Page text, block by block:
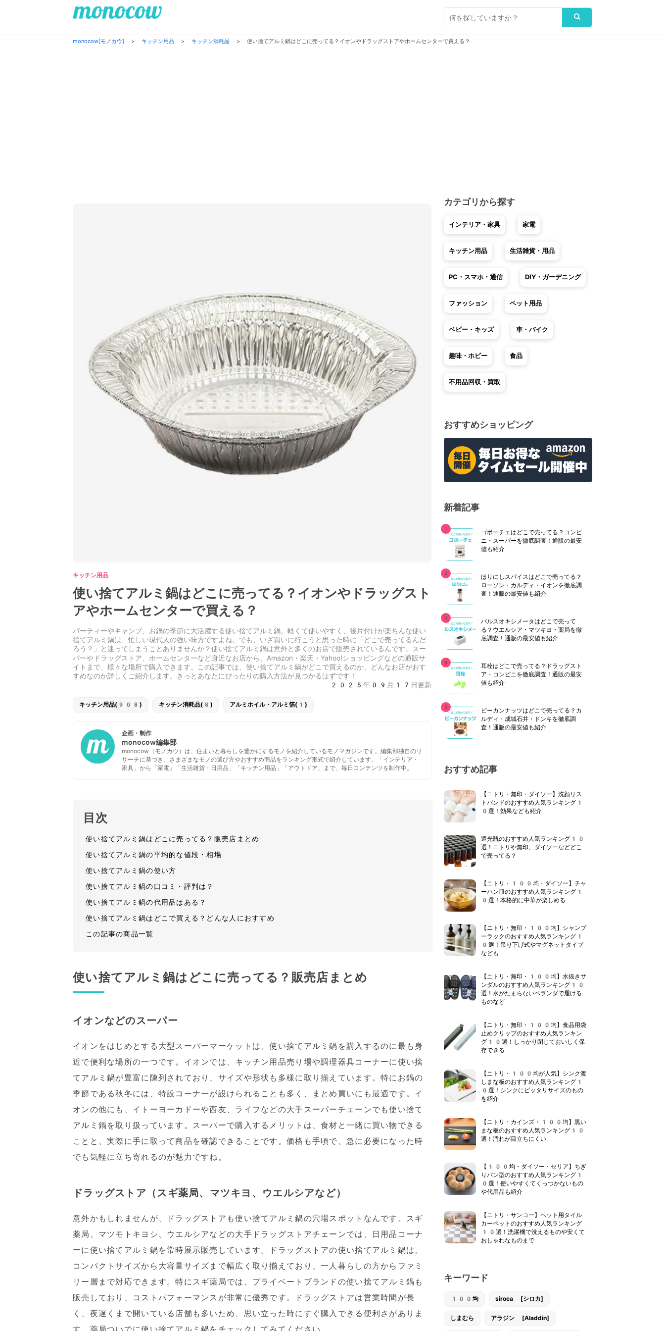
monocow[モノカウ] > キッチン用品 > キッチン消耗品 > 使い捨てアルミ鍋はどこに売ってる？イオンやドラッグストアやホームセンターで買える？
キッチン用品
使い捨てアルミ鍋はどこに売ってる？イオンやドラッグスト
アやホームセンターで買える？
パーティーやキャンプ、お鍋の季節に大活躍する使い捨てアルミ鍋。軽くて使いやすく、後片付けが楽ちんな使い
捨てアルミ鍋は、忙しい現代人の強い味方ですよね。でも、いざ買いに行こうと思った時に「どこで売ってるんだ
ろう？」と迷ってしまうことありませんか？使い捨てアルミ鍋は意外と多くのお店で販売されているんです。スー
パーやドラッグストア、ホームセンターなど身近なお店から、Amazon・楽天・Yahoo!ショッピングなどの通販サ
イトまで、様々な場所で購入できます。この記事では、使い捨てアルミ鍋がどこで買えるのか、どんなお店がおす
すめなのか詳しくご紹介します。きっとあなたにぴったりの購入方法が見つかるはずです！
2025年09月17日更新
キッチン用品(908) キッチン消耗品(8) アルミホイル・アルミ箔(1)
企画・制作
monocow編集部
monocow（モノカウ）は、住まいと暮らしを豊かにするモノを紹介しているモノマガジンです。編集部独自のリ
サーチに基づき、さまざまなモノの選び方やおすすめ商品をランキング形式で紹介しています。「インテリア・
家具」から「家電」「生活雑貨・日用品」「キッチン用品」「アウトドア」まで、毎日コンテンツを制作中。
目次
使い捨てアルミ鍋はどこに売ってる？販売店まとめ
使い捨てアルミ鍋の平均的な値段・相場
使い捨てアルミ鍋の使い方
使い捨てアルミ鍋の口コミ・評判は？
使い捨てアルミ鍋の代用品はある？
使い捨てアルミ鍋はどこで買える？どんな人におすすめ
この記事の商品一覧
使い捨てアルミ鍋はどこに売ってる？販売店まとめ
イオンなどのスーパー
イオンをはじめとする大型スーパーマーケットは、使い捨てアルミ鍋を購入するのに最も身
近で便利な場所の一つです。イオンでは、キッチン用品売り場や調理器具コーナーに使い捨
てアルミ鍋が豊富に陳列されており、サイズや形状も多様に取り揃えています。特にお鍋の
季節である秋冬には、特設コーナーが設けられることも多く、まとめ買いにも最適です。イ
オンの他にも、イトーヨーカドーや西友、ライフなどの大手スーパーチェーンでも使い捨て
アルミ鍋を取り扱っています。スーパーで購入するメリットは、食材と一緒に買い物できる
ことと、実際に手に取って商品を確認できることです。価格も手頃で、急に必要になった時
でも気軽に立ち寄れるのが魅力ですね。
ドラッグストア（スギ薬局、マツキヨ、ウエルシアなど）
意外かもしれませんが、ドラッグストアも使い捨てアルミ鍋の穴場スポットなんです。スギ
薬局、マツモトキヨシ、ウエルシアなどの大手ドラッグストアチェーンでは、日用品コーナ
ーに使い捨てアルミ鍋を常時展示販売しています。ドラッグストアの使い捨てアルミ鍋は、
コンパクトサイズから大容量サイズまで幅広く取り揃えており、一人暮らしの方からファミ
リー層まで対応できます。特にスギ薬局では、プライベートブランドの使い捨てアルミ鍋も
販売しており、コストパフォーマンスが非常に優秀です。ドラッグストアは営業時間が長
く、夜遅くまで開いている店舗も多いため、思い立った時にすぐ購入できる便利さがありま
カテゴリから探す
インテリア・家具 家電
キッチン用品 生活雑貨・用品
PC・スマホ・通信 DIY・ガーデニング
ファッション ペット用品
ベビー・キッズ 車・バイク
趣味・ホビー 食品
不用品回収・買取
おすすめショッピング
新着記事
ゴボーチェはどこで売ってる？コンビ
ニ・スーパーを徹底調査！通販の最安
値も紹介
ほりにしスパイスはどこで売ってる？
ローソン・カルディ・イオンを徹底調
査！通販の最安値も紹介
パルスオキシメータはどこで売って
る？ウエルシア・マツキヨ・薬局を徹
底調査！通販の最安値も紹介
耳栓はどこで売ってる？ドラッグスト
ア・コンビニを徹底調査！通販の最安
値も紹介
ピーカンナッツはどこで売ってる？カ
ルディ・成城石井・ドンキを徹底調
査！通販の最安値も紹介
おすすめ記事
【ニトリ・無印・ダイソー】洗顔リス
トバンドのおすすめ人気ランキング1
0選！効果なども紹介
遮光瓶のおすすめ人気ランキング10
選！ニトリや無印、ダイソーなどどこ
で売ってる？
【ニトリ・100均・ダイソー】チャ
ーハン皿のおすすめ人気ランキング1
0選！本格的に中華が楽しめる
【ニトリ・無印・100均】シャンプ
ーラックのおすすめ人気ランキング1
0選！吊り下げ式やマグネットタイプ
なども
【ニトリ・無印・100均】水抜きサ
ンダルのおすすめ人気ランキング10
選！水がたまらないベランダで履ける
ものなど
【ニトリ・無印・100均】食品用袋
止めクリップのおすすめ人気ランキン
グ10選！しっかり閉じておいしく保
存できる
【ニトリ・100均が人気】シンク渡
しまな板のおすすめ人気ランキング1
0選！シンクにピッタリサイズのもの
を紹介
【ニトリ・カインズ・100均】黒い
まな板のおすすめ人気ランキング10
選！汚れが目立ちにくい
【100均・ダイソー・セリア】ちぎ
りパン型のおすすめ人気ランキング1
0選！使いやすくてくっつかないもの
や代用品も紹介
【ニトリ・サンコー】ペット用タイル
カーペットのおすすめ人気ランキング
10選！洗濯機で洗えるものや安くて
おしゃれなものまで
キーワード
100均 siroca [シロカ]
しまむら アラジン [Aladdin]